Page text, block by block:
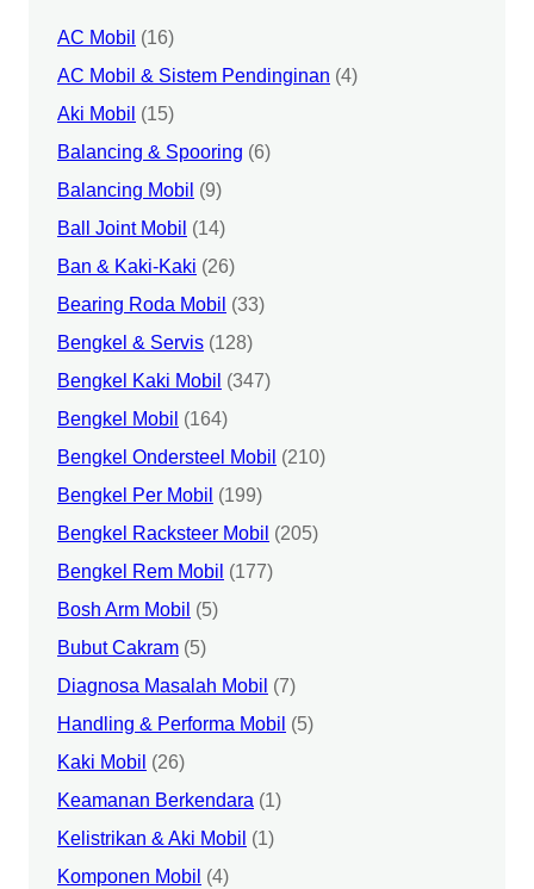
AC Mobil (16)
AC Mobil & Sistem Pendinginan (4)
Aki Mobil (15)
Balancing & Spooring (6)
Balancing Mobil (9)
Ball Joint Mobil (14)
Ban & Kaki-Kaki (26)
Bearing Roda Mobil (33)
Bengkel & Servis (128)
Bengkel Kaki Mobil (347)
Bengkel Mobil (164)
Bengkel Ondersteel Mobil (210)
Bengkel Per Mobil (199)
Bengkel Racksteer Mobil (205)
Bengkel Rem Mobil (177)
Bosh Arm Mobil (5)
Bubut Cakram (5)
Diagnosa Masalah Mobil (7)
Handling & Performa Mobil (5)
Kaki Mobil (26)
Keamanan Berkendara (1)
Kelistrikan & Aki Mobil (1)
Komponen Mobil (4)